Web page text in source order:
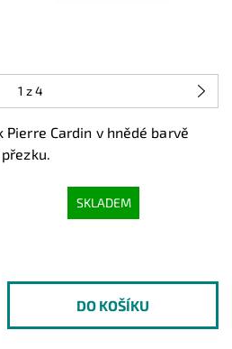
1 z 4
Pierre Cardin v hnědé barvě
SKLADEM